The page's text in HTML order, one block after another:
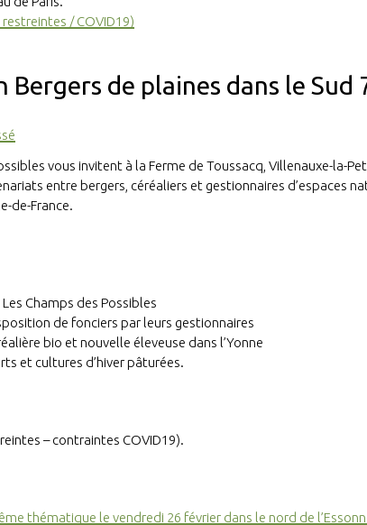
/ COVID19)
de plaines dans le Sud
vous invitent à la Ferme de Toussacq, Villenauxe-la-
entre bergers, céréaliers et gestionnaires d’espaces
de-France.
Champs des Possibles
de fonciers par leurs gestionnaires
bio et nouvelle éleveuse dans l’Yonne
et cultures d’hiver pâturées.
– contraintes COVID19).
thématique le vendredi 26 février dans le nord de